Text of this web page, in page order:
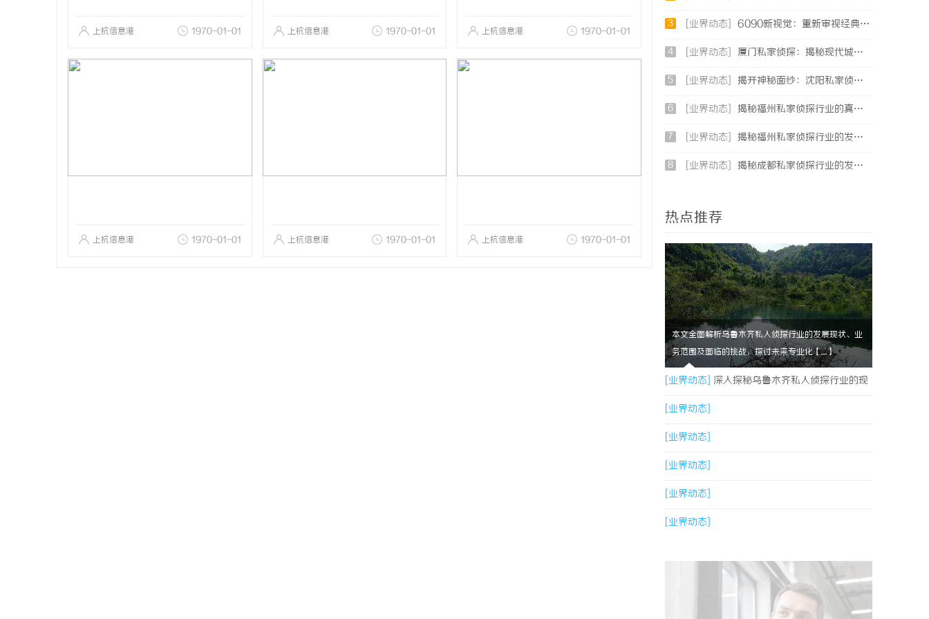
上杭信息港 1970-01-01 上杭信息港 1970-01-01 上杭信息港 1970-01-01
上杭信息港 1970-01-01 上杭信息港 1970-01-01 上杭信息港 1970-01-01
3 [业界动态] 6090新视觉：重新审视经典与现代的视觉盛宴
4 [业界动态] 厦门私家侦探：揭秘现代城市的隐秘守护者
5 [业界动态] 揭开神秘面纱：沈阳私家侦探行业的现状与发展
6 [业界动态] 揭秘福州私家侦探行业的真实面貌与专业服务
7 [业界动态] 揭秘福州私家侦探行业的发展与实际应用全解析
8 [业界动态] 揭秘成都私家侦探行业的发展与应用前景分析
热点推荐
本文全面解析乌鲁木齐私人侦探行业的发展现状、业
务范围及面临的挑战，探讨未来专业化【....】
[业界动态] 深入探秘乌鲁木齐私人侦探行业的现
状与未来发展趋势
[业界动态]
[业界动态]
[业界动态]
[业界动态]
[业界动态]